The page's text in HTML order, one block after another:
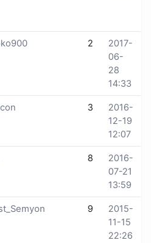
2
2017-
06-
28
14:33
3
2016-
12-19
12:07
8
2016-
07-21
13:59
9
2015-
11-15
22:26